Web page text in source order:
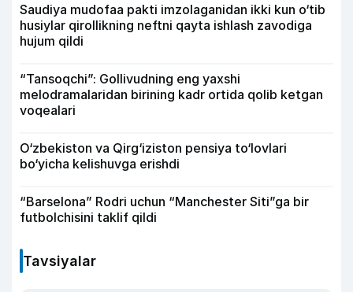
Saudiya mudofaa pakti imzolaganidan ikki kun o‘tib
husiylar qirollikning neftni qayta ishlash zavodiga
hujum qildi
“Tansoqchi”: Gollivudning eng yaxshi
melodramalaridan birining kadr ortida qolib ketgan
voqealari
O‘zbekiston va Qirg‘iziston pensiya to‘lovlari
bo‘yicha kelishuvga erishdi
“Barselona” Rodri uchun “Manchester Siti”ga bir
futbolchisini taklif qildi
Tavsiyalar